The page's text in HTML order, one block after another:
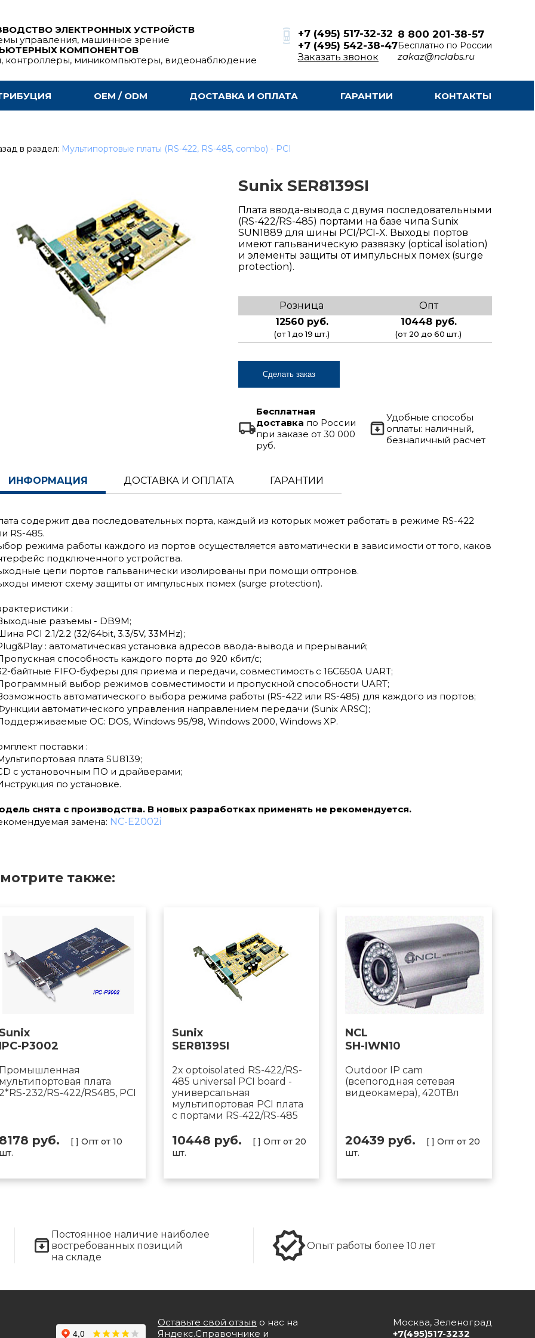
ЭЛЕКТРОННЫХ УСТРОЙСТВ
управления, машинное зрение
КОМПОНЕНТОВ
контроллеры, миникомпьютеры, видеонаблюдение
+7 (495) 517-32-32
+7 (495) 542-38-47
Заказать звонок
8 800 201-38-57
Бесплатно по России
zakaz@nclabs.ru
OEM / ODM ДОСТАВКА И ОПЛАТА ГАРАНТИИ КОНТАКТЫ
в раздел: Мультипортовые платы (RS-422, RS-485, combo) - PCI
Sunix SER8139SI
Плата ввода-вывода с двумя последовательными
(RS-422/RS-485) портами на базе чипа Sunix
SUN1889 для шины PCI/PCI-X. Выходы портов
имеют гальваническую развязку (optical isolation)
и элементы защиты от импульсных помех (surge
protection).
Розница
Опт
12560 руб.
(от 1 до 19 шт.)
10448 руб.
(от 20 до 60 шт.)
Сделать заказ
Бесплатная
доставка по России
при заказе от 30 000
руб.
Удобные способы
оплаты: наличный,
безналичный расчет
ИНФОРМАЦИЯ ДОСТАВКА И ОПЛАТА ГАРАНТИИ
содержит два последовательных порта, каждый из которых может работать в режиме RS-422
RS-485.
режима работы каждого из портов осуществляется автоматически в зависимости от того, каков
подключенного устройства.
цепи портов гальванически изолированы при помощи оптронов.
имеют схему защиты от импульсных помех (surge protection).
:
разъемы - DB9M;
PCI 2.1/2.2 (32/64bit, 3.3/5V, 33MHz);
: автоматическая установка адресов ввода-вывода и прерываний;
способность каждого порта до 920 кбит/с;
байтные FIFO-буферы для приема и передачи, совместимость с 16C650A UART;
выбор режимов совместимости и пропускной способности UART;
автоматического выбора режима работы (RS-422 или RS-485) для каждого из портов;
автоматического управления направлением передачи (Sunix ARSC);
ОС: DOS, Windows 95/98, Windows 2000, Windows XP.
поставки :
плата SU8139;
с установочным ПО и драйверами;
по установке.
снята с производства. В новых разработках применять не рекомендуется.
замена: NC-E2002i
также:
Sunix
IPC-P3002
Промышленная
мультипортовая плата
232/RS-422/RS485, PCI
8178 руб.
[ ] Опт от 10
шт.
Sunix
SER8139SI
2x optoisolated RS-422/RS-
485 universal PCI board -
универсальная
мультипортовая PCI плата
с портами RS-422/RS-485
10448 руб.
[ ] Опт от 20
шт.
NCL
SH-IWN10
Outdoor IP cam
(всепогодная сетевая
видеокамера), 420ТВл
20439 руб.
[ ] Опт от 20
шт.
Постоянное наличие наиболее
востребованных позиций
на складе
Опыт работы более 10 лет
Оставьте свой отзыв о нас на
Яндекс.Справочнике и
Москва, Зеленоград
+7(495)517-3232